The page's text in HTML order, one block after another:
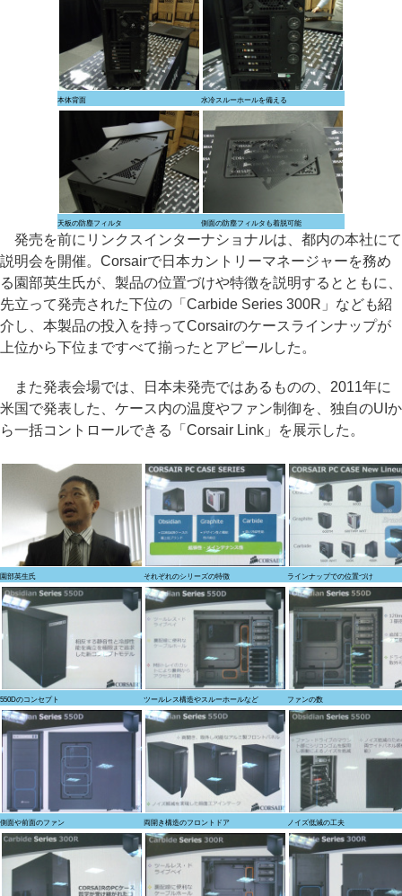
本体背面 水冷スルーホールを備える
天板の防塵フィルタ 側面の防塵フィルタも着脱可能
発売を前にリンクスインターナショナルは、都内の本社にて
説明会を開催。Corsairで日本カントリーマネージャーを務め
る園部英生氏が、製品の位置づけや特徴を説明するとともに、
先立って発売された下位の「Carbide Series 300R」なども紹
介し、本製品の投入を持ってCorsairのケースラインナップが
上位から下位まですべて揃ったとアピールした。
また発表会場では、日本未発売ではあるものの、2011年に
米国で発表した、ケース内の温度やファン制御を、独自のUIか
ら一括コントロールできる「Corsair Link」を展示した。
園部英生氏 それぞれのシリーズの特徴 ラインナップでの位置づけ
550Dのコンセプト ツールレス構造やスルーホールなど ファンの数
側面や前面のファン 両開き構造のフロントドア ノイズ低減の工夫